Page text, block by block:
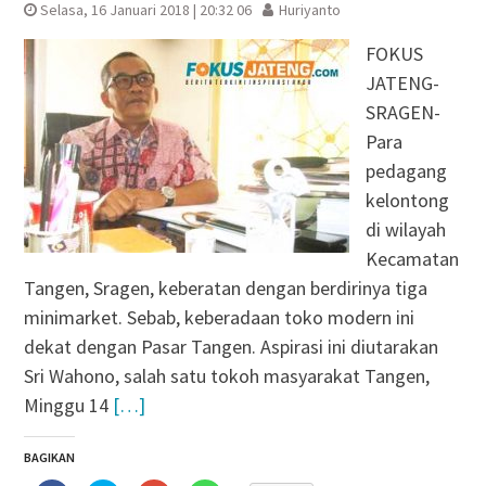
Selasa, 16 Januari 2018 | 20:32 06 Huriyanto
FOKUS
JATENG-
SRAGEN-
Para
pedagang
kelontong
di wilayah
Kecamatan
Tangen, Sragen, keberatan dengan berdirinya tiga
minimarket. Sebab, keberadaan toko modern ini
dekat dengan Pasar Tangen. Aspirasi ini diutarakan
Sri Wahono, salah satu tokoh masyarakat Tangen,
Minggu 14 […]
BAGIKAN